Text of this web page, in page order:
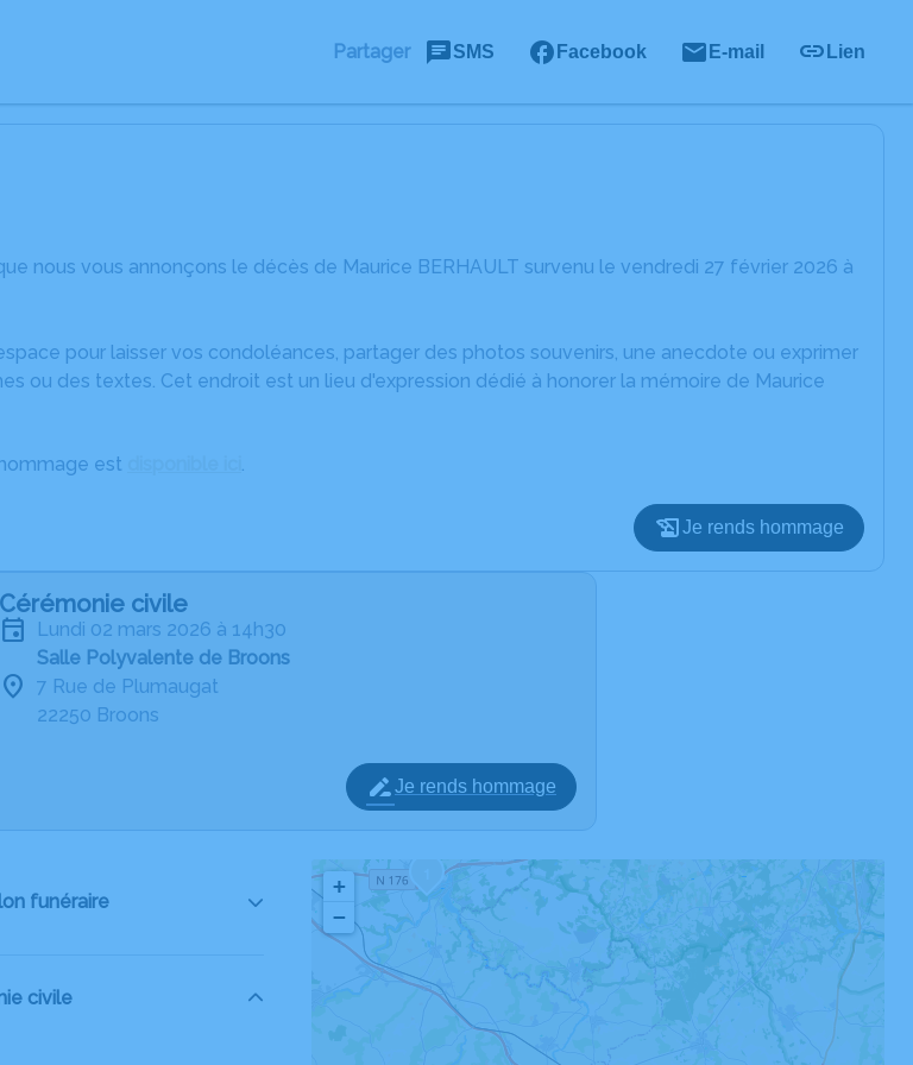
Partager SMS Facebook E-mail Lien
nous vous annonçons le décès de Maurice BERHAULT survenu le vendredi 27 février 2026 à
pour laisser vos condoléances, partager des photos souvenirs, une anecdote ou exprimer
ou des textes. Cet endroit est un lieu d'expression dédié à honorer la mémoire de Maurice
est .
Je rends hommage
Cérémonie civile
lundi 02 mars 2026 à 14h30
Salle Polyvalente de Broons
7 Rue de Plumaugat
22250 Broons
Je rends hommage
funéraire
civile
+
−